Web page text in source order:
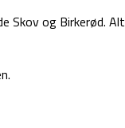
Skov og Birkerød. Alt